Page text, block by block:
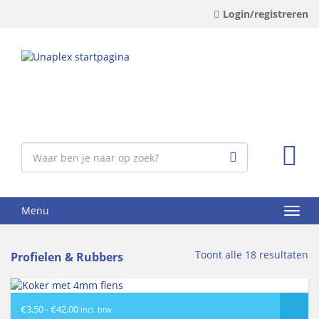
Login/registreren
Menu
Profielen & Rubbers Toont alle 18 resultaten
€3,50-€42,00Prijsklasse:
incl. btw